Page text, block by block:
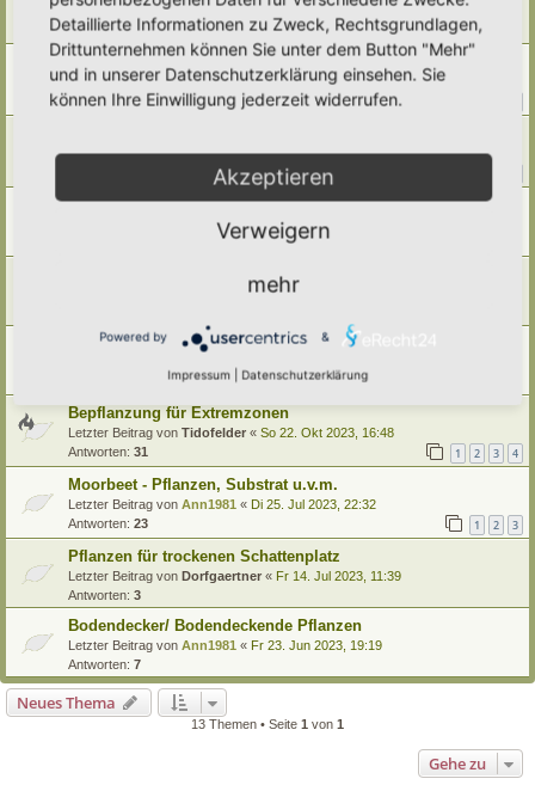
Letzter Beitrag von
Antworten: 4
Rasenverdrängende Pflanzen gesucht
Letzter Beitrag vonAnn1981 «Mo 18. Aug 2025, 08:45
Antworten:30
Letzter Beitrag vonBorovinka«Fr 1. Aug 2025, 06:51
Alternative zu Scutellaria incana/Helmkraut gesucht
Simbienchen «Do 27. Mär 2025, 18:22
Efeu keimt massenhaft bzw. jedes Jahr sein 'Unkraut'
Primulaveris«Do 13. Jun 2024, 15:29
Rosmarin vertrocknet ?
Bepflanzung für Extremzonen
Letzter Beitrag von Tidofelder « So 22. Okt 2023, 16:48
Antworten: 31 1 2 3 4
Moorbeet - Pflanzen, Substrat u.v.m.
Letzter Beitrag von Ann1981 « Di 25. Jul 2023, 22:32
Antworten: 23 1 2 3
Pflanzen für trockenen Schattenplatz
Letzter Beitrag von Dorfgaertner « Fr 14. Jul 2023, 11:39
Antworten: 3
Bodendecker/ Bodendeckende Pflanzen
Letzter Beitrag von Ann1981 « Fr 23. Jun 2023, 19:19
Antworten: 7
Neues Thema
13 Themen • Seite 1 von 1
Gehe zu
Detaillierte Informationen zu Zweck, Rechtsgrundlagen,
Drittunternehmen können Sie unter dem Button "Mehr"
und in unserer Datenschutzerklärung einsehen. Sie
können Ihre Einwilligung jederzeit widerrufen.
Akzeptieren
Verweigern
mehr
Powered by &
Impressum Datenschutzerklärung